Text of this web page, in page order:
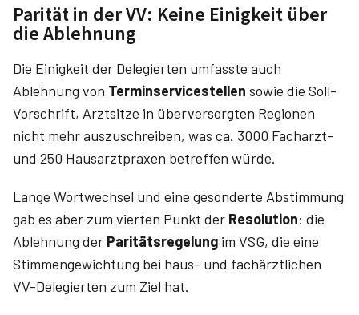
Parität in der VV: Keine Einigkeit über
die Ablehnung
Die Einigkeit der Delegierten umfasste auch
Ablehnung von Terminservicestellen sowie die Soll-
Vorschrift, Arztsitze in überversorgten Regionen
nicht mehr auszuschreiben, was ca. 3000 Facharzt-
und 250 Hausarztpraxen betreffen würde.
Lange Wortwechsel und eine gesonderte Abstimmung
gab es aber zum vierten Punkt der Resolu­tion: die
Ablehnung der Paritätsregelung im VSG, die eine
Stimmengewichtung bei haus- und fachärztlichen
VV-Delegierten zum Ziel hat.